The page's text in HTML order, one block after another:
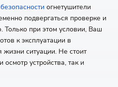
огнетушители
подвергаться проверке и
Только при этом условии, Ваш
к эксплуатации в
ситуации. Не стоит
осмотр устройства, так и